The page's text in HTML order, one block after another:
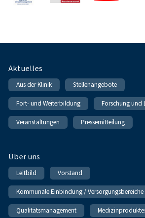
Fußnavigation
Aktuelles
Aus der Klinik Stellenangebote
Fort- und Weiterbildung Forschung und
Veranstaltungen Pressemitteilung
Über uns
Leitbild Vorstand
Kommunale Einbindung / Versorgungsbereiche
Qualitätsmanagement